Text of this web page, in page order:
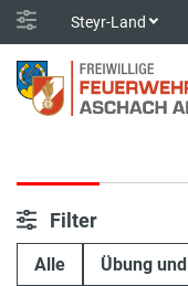
Steyr-Land
Filter
Alle Übung